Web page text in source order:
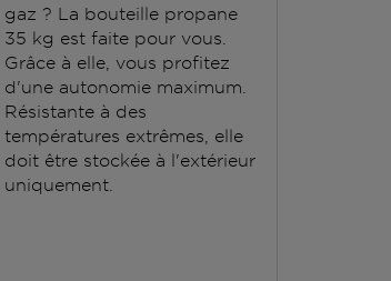
gaz ? La bouteille propane
35 kg est faite pour vous.
Grâce à elle, vous profitez
d'une autonomie maximum.
Résistante à des
températures extrêmes, elle
doit être stockée à l'extérieur
uniquement.